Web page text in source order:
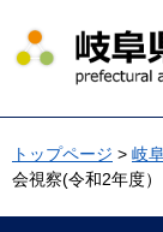
ジ
先
で
す
。
ュ
を
ば
し
て
トップページ > 岐
会視察(令和2年度）